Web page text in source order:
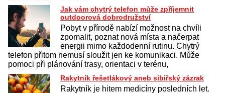
Jak vám chytrý telefon může zpříjemnit
outdoorová dobrodružství
Pobyt v přírodě nabízí možnost na chvíli
zpomalit, poznat nová místa a načerpat
energii mimo každodenní rutinu. Chytrý
telefon přitom nemusí sloužit jen ke komunikaci. Může
pomoci při plánování trasy, orientaci v terénu,
Rakytník řešetlákový aneb sibiřský zázrak
Rakytník je hitem medicíny posledních let.